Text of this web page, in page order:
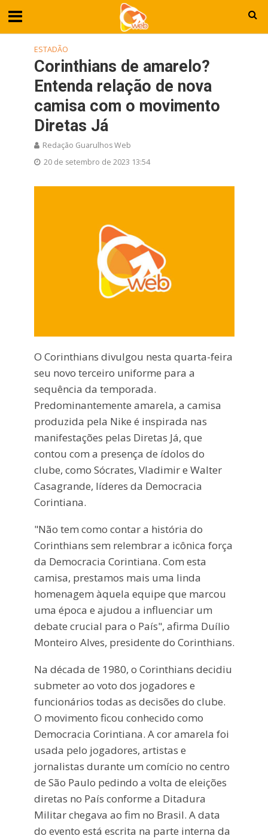
ESTADÃO
Corinthians de amarelo?
Entenda relação de nova
camisa com o movimento
Diretas Já
Redação Guarulhos Web
20 de setembro de 2023 13:54
O Corinthians divulgou nesta quarta-feira
seu novo terceiro uniforme para a
sequência da temporada.
Predominantemente amarela, a camisa
produzida pela Nike é inspirada nas
manifestações pelas Diretas Já, que
contou com a presença de ídolos do
clube, como Sócrates, Vladimir e Walter
Casagrande, líderes da Democracia
Corintiana.
"Não tem como contar a história do
Corinthians sem relembrar a icônica força
da Democracia Corintiana. Com esta
camisa, prestamos mais uma linda
homenagem àquela equipe que marcou
uma época e ajudou a influenciar um
debate crucial para o País", afirma Duílio
Monteiro Alves, presidente do Corinthians.
Na década de 1980, o Corinthians decidiu
submeter ao voto dos jogadores e
funcionários todas as decisões do clube.
O movimento ficou conhecido como
Democracia Corintiana. A cor amarela foi
usada pelo jogadores, artistas e
jornalistas durante um comício no centro
de São Paulo pedindo a volta de eleições
diretas no País conforme a Ditadura
Militar chegava ao fim no Brasil. A data
do evento está escrita na parte interna da